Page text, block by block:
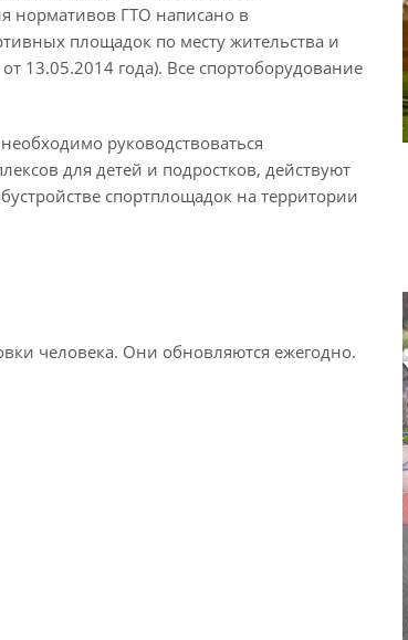
нормативов ГТО написано в
площадок по месту жительства и
13.05.2014 года). Все спортоборудование
руководствоваться
для детей и подростков, действуют
спортплощадок на территории
человека. Они обновляются ежегодно.